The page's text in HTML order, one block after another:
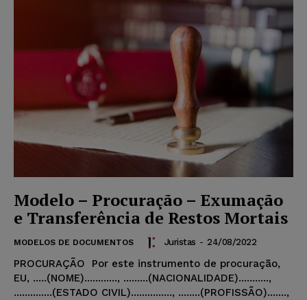
Modelo – Procuração – Exumação
e Transferência de Restos Mortais
MODELOS DE DOCUMENTOS Juristas - 24/08/2022
PROCURAÇÃO Por este instrumento de procuração,
EU, .....(NOME)............, .........(NACIONALIDADE)...........,
..............(ESTADO CIVIL)..............., ........(PROFISSÃO).......,